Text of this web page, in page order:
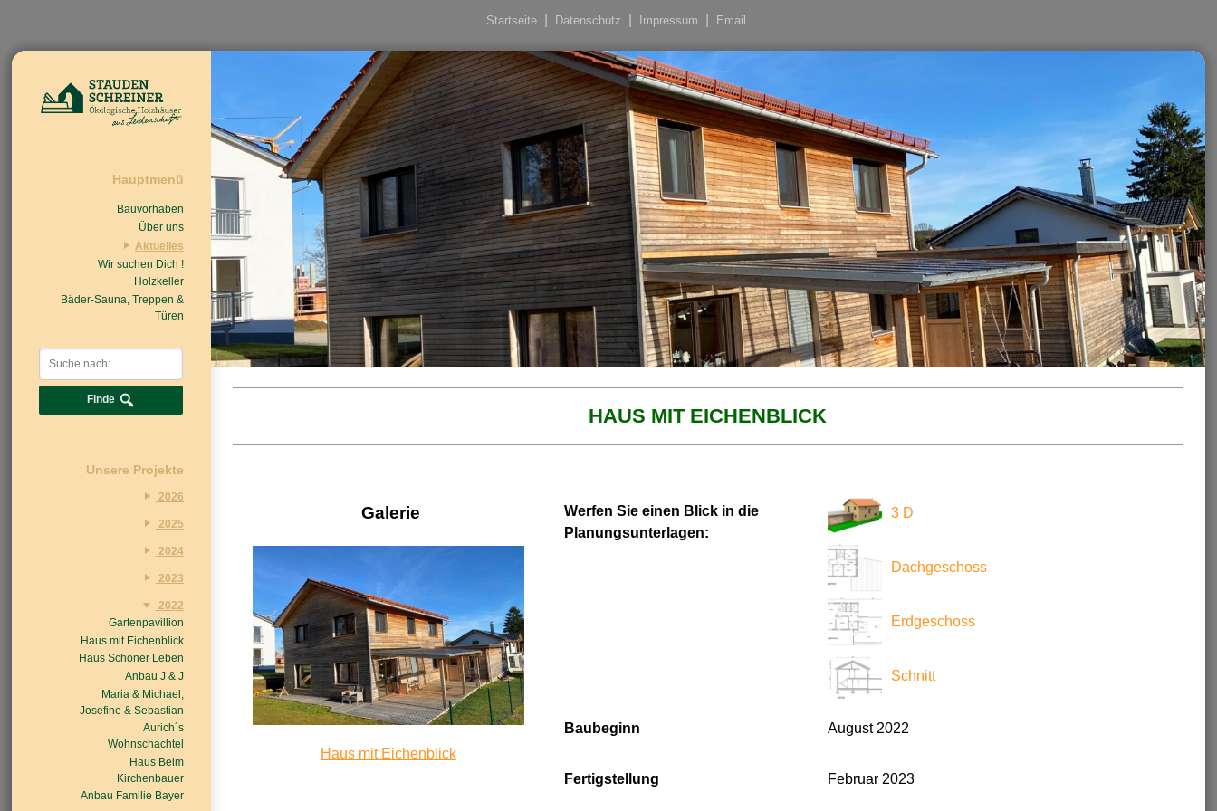
Startseite Datenschutz Impressum Email
Hauptmenü
Bauvorhaben
Über uns
Aktuelles
Beiträge
Nachrichten/Einzug
Wir suchen Dich !
Holzkeller
Bäder-Sauna, Treppen &
Türen
Finde
Unsere Projekte
2026
Rosengasse
Anbau Michl
Haus Wirth -
Großkinsky
Haus Franzi
2025
Haus auf der
Obstwiese
Anbau Riederau
Haus Tim
Haus Vonay
2024
Leichtle
Anbau Suchodolski
Haus Kögel
Anbau Stine und Tom
2023
Anbau Schön
Gartenbüro Krohns
2022
Gartenpavillion
Haus mit Eichenblick
Haus Schöner Leben
Anbau J & J
Maria & Michael,
Josefine & Sebastian
Aurich´s
Wohnschachtel
Haus Beim
Kirchenbauer
Anbau Familie Bayer
HAUS MIT EICHENBLICK
Galerie
Haus mit Eichenblick
Werfen Sie einen Blick in die
Planungsunterlagen:
3 D
Dachgeschoss
Erdgeschoss
Schnitt
Baubeginn August 2022
Fertigstellung Februar 2023